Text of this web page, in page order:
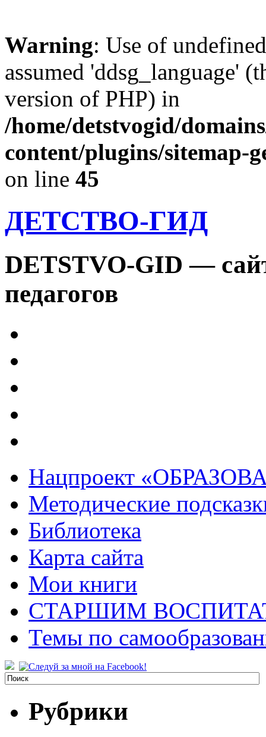
Warning: Use of
assumed 'ddsg_language'
version of PHP) in
/home/detstvogid/
content/plugins/sitemap-
on line 45
ДЕТСТВО-ГИД
DETSTVO-GID —
педагогов
Нацпроект
Методические
Библиотека
Карта сайта
Мои книги
СТАРШИМ
Темы по
Рубрики